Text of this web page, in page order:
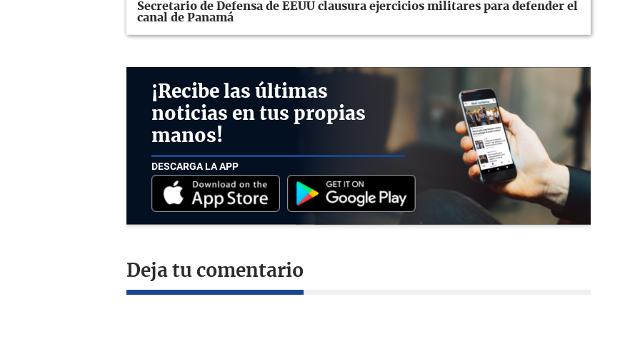
Secretario de Defensa de EEUU clausura ejercicios militares para defender el
canal de Panamá
¡Recibe las últimas
noticias en tus propias
manos!
DESCARGA LA APP
Deja tu comentario